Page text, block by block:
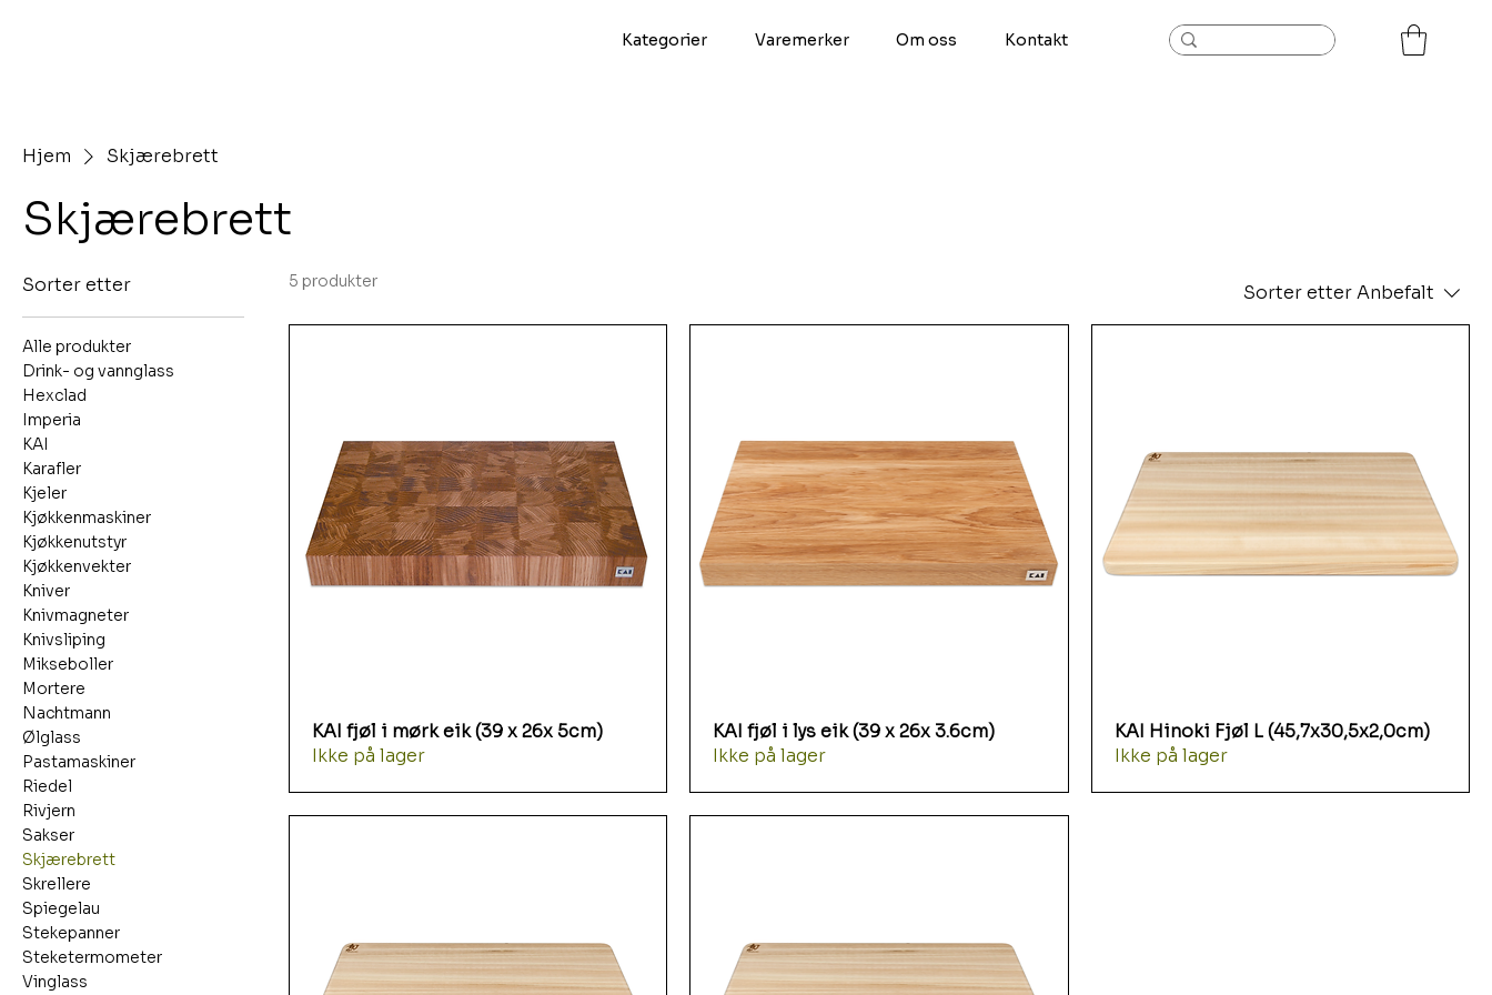
Kategorier Varemerker Om oss Kontakt
Hjem Skjærebrett
Skjærebrett
Sorter etter
Alle produkter
Drink- og vannglass
Hexclad
Imperia
KAI
Karafler
Kjeler
Kjøkkenmaskiner
Kjøkkenutstyr
Kjøkkenvekter
Kniver
Knivmagneter
Knivsliping
Mikseboller
Mortere
Nachtmann
Ølglass
Pastamaskiner
Riedel
Rivjern
Sakser
Skjærebrett
Skrellere
Spiegelau
Stekepanner
Steketermometer
Vinglass
5 produkter Sorter etterAnbefalt
KAI fjøl i mørk eik (39 x 26x 5cm)
Ikke på lager
KAI fjøl i lys eik (39 x 26x 3.6cm)
Ikke på lager
KAI Hinoki Fjøl L (45,7x30,5x2,0cm)
Ikke på lager